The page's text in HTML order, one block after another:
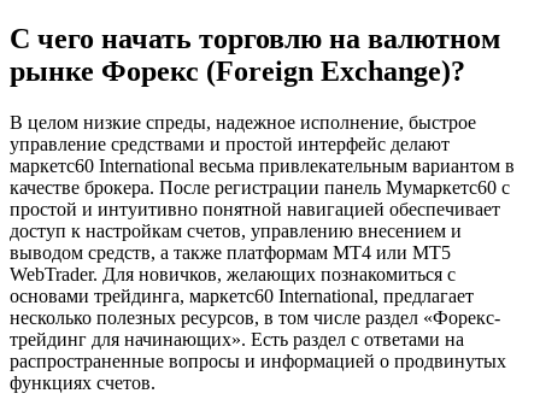
С чего начать торговлю на валютном
рынке Форекс (Foreign Exchange)?
В целом низкие спреды, надежное исполнение, быстрое
управление средствами и простой интерфейс делают
маркетс60 International весьма привлекательным вариантом в
качестве брокера. После регистрации панель Myмаркетс60 с
простой и интуитивно понятной навигацией обеспечивает
доступ к настройкам счетов, управлению внесением и
выводом средств, а также платформам MT4 или MT5
WebTrader. Для новичков, желающих познакомиться с
основами трейдинга, маркетс60 International, предлагает
несколько полезных ресурсов, в том числе раздел «Форекс-
трейдинг для начинающих». Есть раздел с ответами на
распространенные вопросы и информацией о продвинутых
функциях счетов.